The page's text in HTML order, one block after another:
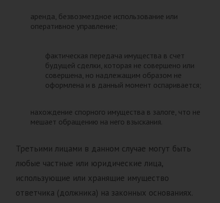
аренда, безвозмездное использование или
оперативное управление;
фактическая передача имущества в счет
будущей сделки, которая не совершено или
совершена, но надлежащим образом не
оформлена и в данный момент оспаривается;
нахождение спорного имущества в залоге, что не
мешает обращению на него взыскания.
Третьими лицами в данном случае могут быть
любые частные или юридические лица,
использующие или хранящие имущество
ответчика (должника) на законных основаниях.